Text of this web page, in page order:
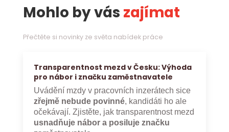
Mohlo by vás zajímat
Přečtěte si novinky ze světa nabídek práce
Transparentnost mezd v Česku: Výhoda
pro nábor i značku zaměstnavatele
Uvádění mzdy v pracovních inzerátech sice
zřejmě nebude povinné, kandidáti ho ale
očekávají. Zjistěte, jak transparentnost mezd
usnadňuje nábor a posiluje značku